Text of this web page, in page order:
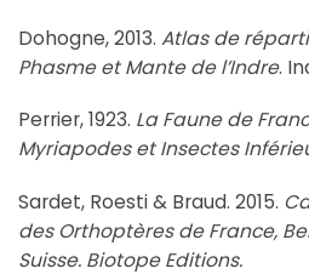
Dohogne, 2013. Atlas de
Phasme et Mante de l’Indre.
Perrier, 1923. La Faune de
Myriapodes et Insectes
Sardet, Roesti & Braud. 2015.
des Orthoptères de France,
Suisse. Biotope Editions.